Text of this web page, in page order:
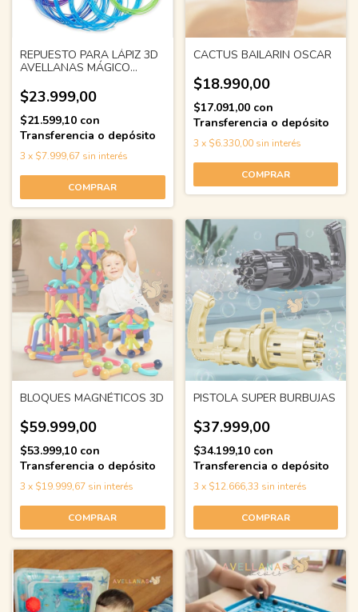
REPUESTO PARA LÁPIZ 3D
AVELLANAS MÁGICO
$23.999,00
$21.599,10 con
Transferencia o depósito
3 x $7.999,67 sin interés
CACTUS BAILARIN OSCAR
$18.990,00
$17.091,00 con
Transferencia o depósito
3 x $6.330,00 sin interés
BLOQUES MAGNÉTICOS 3D
$59.999,00
$53.999,10 con
Transferencia o depósito
3 x $19.999,67 sin interés
COMPRAR
PISTOLA SUPER BURBUJAS
$37.999,00
$34.199,10 con
Transferencia o depósito
3 x $12.666,33 sin interés
COMPRAR